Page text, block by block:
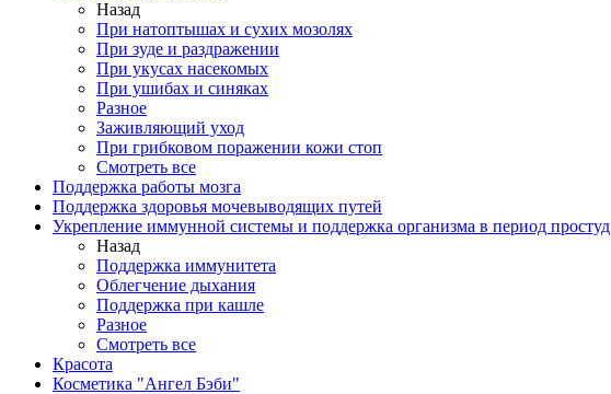
Назад
При натоптышах и сухих мозолях
При зуде и раздражении
При укусах насекомых
При ушибах и синяках
Разное
Заживляющий уход
При грибковом поражении кожи стоп
Смотреть все
Поддержка работы мозга
Поддержка здоровья мочевыводящих путей
Укрепление иммунной системы и поддержка организма в период простуд
Назад
Поддержка иммунитета
Облегчение дыхания
Поддержка при кашле
Разное
Смотреть все
Красота
Косметика "Ангел Бэби"